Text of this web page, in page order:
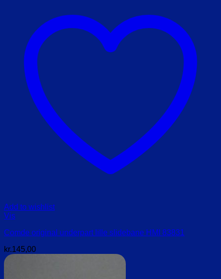
Add to wishlist
Vis
Comde original underpart lille slidebane HMI 83831
kr.145,00